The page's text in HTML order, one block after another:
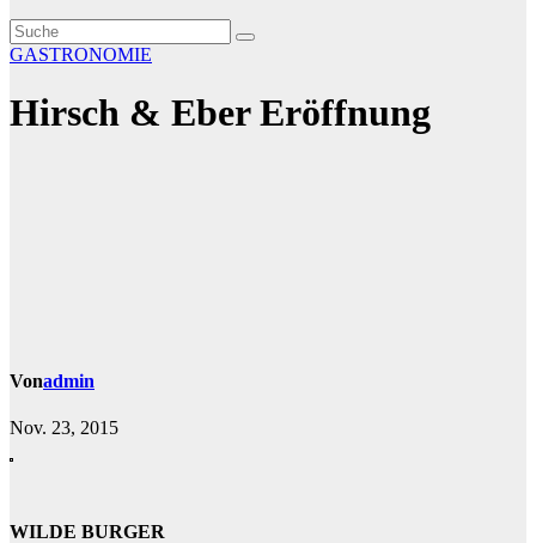
GASTRONOMIE
Hirsch & Eber Eröffnung
Vonadmin
Nov. 23, 2015
WILDE BURGER